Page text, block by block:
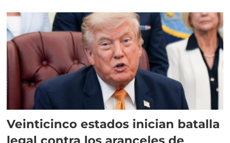
Veinticinco estados inician batalla